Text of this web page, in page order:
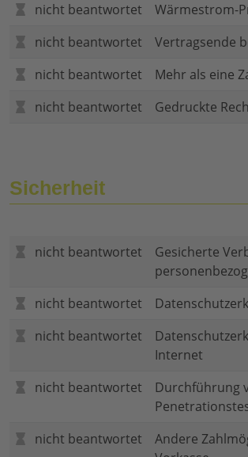
nicht beantwortet
Wärmestrom-
nicht beantwortet
Vertragsende
nicht beantwortet
Mehr als eine
nicht beantwortet
Gedruckte
Sicherheit
nicht beantwortet
Gesicherte
nicht beantwortet
nicht beantwortet
Internet
nicht beantwortet
Durchführung
nicht beantwortet
Andere